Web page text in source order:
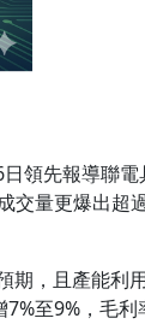
領先報導聯
交量更爆出超
期，且產能利
至9%，毛利